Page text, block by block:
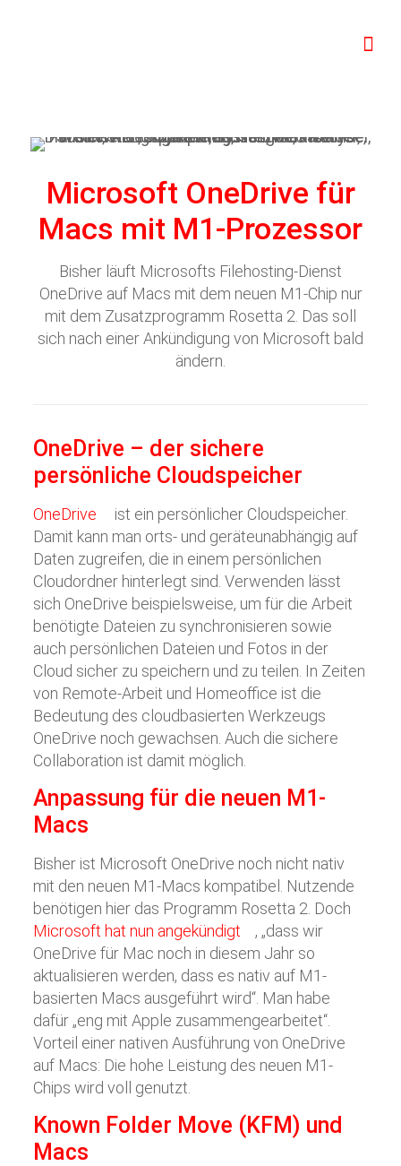
Microsoft OneDrive für
Macs mit M1-Prozessor
Bisher läuft Microsofts Filehosting-Dienst
OneDrive auf Macs mit dem neuen M1-Chip nur
mit dem Zusatzprogramm Rosetta 2. Das soll
sich nach einer Ankündigung von Microsoft bald
ändern.
OneDrive – der sichere
persönliche Cloudspeicher
OneDrive
ist ein persönlicher Cloudspeicher.
Damit kann man orts- und geräteunabhängig auf
Daten zugreifen, die in einem persönlichen
Cloudordner hinterlegt sind. Verwenden lässt
sich OneDrive beispielsweise, um für die Arbeit
benötigte Dateien zu synchronisieren sowie
auch persönlichen Dateien und Fotos in der
Cloud sicher zu speichern und zu teilen. In Zeiten
von Remote-Arbeit und Homeoffice ist die
Bedeutung des cloudbasierten Werkzeugs
OneDrive noch gewachsen. Auch die sichere
Collaboration ist damit möglich.
Anpassung für die neuen M1-
Macs
Bisher ist Microsoft OneDrive noch nicht nativ
mit den neuen M1-Macs kompatibel. Nutzende
benötigen hier das Programm Rosetta 2. Doch
Microsoft hat nun angekündigt
, „dass wir
OneDrive für Mac noch in diesem Jahr so ​​
aktualisieren werden, dass es nativ auf M1-
basierten Macs ausgeführt wird“. Man habe
dafür „eng mit Apple zusammengearbeitet“.
Vorteil einer nativen Ausführung von OneDrive
auf Macs: Die hohe Leistung des neuen M1-
Chips wird voll genutzt.
Known Folder Move (KFM) und
Macs